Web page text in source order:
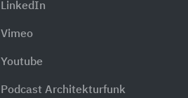
LinkedIn
Vimeo
Youtube
Podcast Architekturfunk